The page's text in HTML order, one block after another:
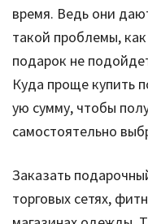
время. Ведь они
такой проблемы,
подарок не
Куда проще купить
ую сумму, чтобы
самостоятельно
Заказать
торговых сетях,